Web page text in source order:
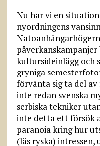
Nu har vi en
nyordningens
kultursideinlägg och
gryniga
förvänta sig ta del
inte redan svenska
serbiska tekniker
inte detta ett försök
paranoia kring hur
(läs ryska)